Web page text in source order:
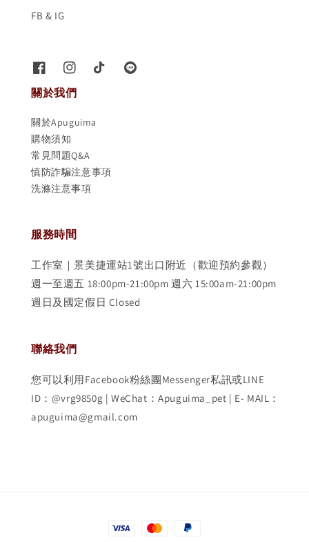
FB & IG
關於我們
關於Apuguima
購物須知
常見問題Q&A
慎防詐騙注意事項
洗滌注意事項
服務時間
工作室｜景美捷運站1號出口附近（歡迎預約參觀）
週一至週五 18:00pm-21:00pm 週六 15:00am-21:00pm
週日及國定假日 Closed
聯絡我們
您可以利用Facebook粉絲團Messenger私訊或LINE
ID：@vrg9850g | WeChat：Apuguima_pet | E- MAIL：
apuguima@gmail.com